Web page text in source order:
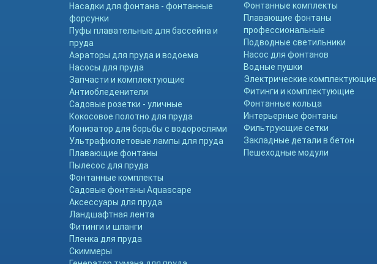
Насадки для фонтана - фонтанные
форсунки
Пуфы плавательные для бассейна и
пруда
Аэраторы для пруда и водоема
Насосы для пруда
Запчасти и комплектующие
Антиобледенители
Садовые розетки - уличные
Кокосовое полотно для пруда
Ионизатор для борьбы с водорослями
Ультрафиолетовые лампы для пруда
Плавающие фонтаны
Пылесос для пруда
Фонтанные комплекты
Садовые фонтаны Aquascape
Аксессуары для пруда
Ландшафтная лента
Фитинги и шланги
Пленка для пруда
Скиммеры
Фонтанные комплекты
Плавающие фонтаны
профессиональные
Подводные светильники
Насос для фонтанов
Водные пушки
Электрические комплектующие
Фитинги и комплектующие
Фонтанные кольца
Интерьерные фонтаны
Фильтрующие сетки
Закладные детали в бетон
Пешеходные модули